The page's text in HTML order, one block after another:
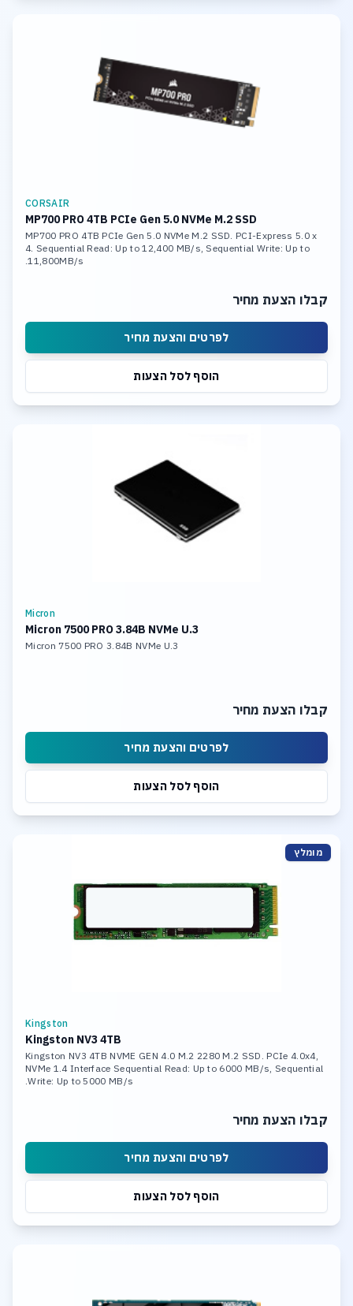
CORSAIR
MP700 PRO 4TB PCIe Gen 5.0 NVMe M.2 SSD
MP700 PRO 4TB PCIe Gen 5.0 NVMe M.2 SSD. PCI-Express 5.0 x
4. Sequential Read: Up to 12,400 MB/s, Sequential Write: Up to
11,800MB/s.
קבלו הצעת מחיר
לפרטים והצעת מחיר
הוסף לסל הצעות
Micron
Micron 7500 PRO 3.84B NVMe U.3
Micron 7500 PRO 3.84B NVMe U.3
קבלו הצעת מחיר
לפרטים והצעת מחיר
הוסף לסל הצעות
מומלץ
Kingston
Kingston NV3 4TB
Kingston NV3 4TB NVME GEN 4.0 M.2 2280 M.2 SSD. PCIe 4.0x4,
NVMe 1.4 Interface Sequential Read: Up to 6000 MB/s, Sequential
Write: Up to 5000 MB/s.
קבלו הצעת מחיר
לפרטים והצעת מחיר
הוסף לסל הצעות